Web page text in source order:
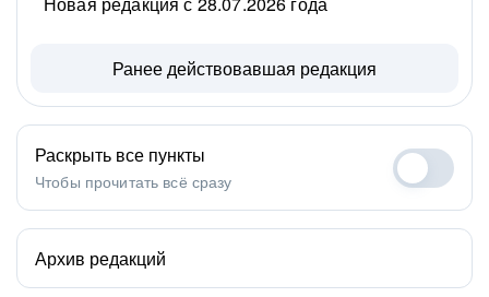
Ранее действовавшая редакция
Раскрыть все пункты
Чтобы прочитать всё сразу
Архив редакций